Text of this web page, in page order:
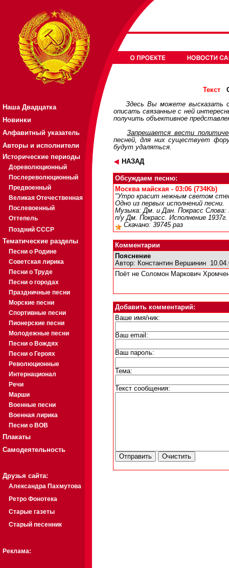
Наша Двадцатка
Новинки
Алфавитный указатель
Авторы и исполнители
Исторические периоды
Дореволюционный
Послереволюционный
Предвоенный
Великая Отечественная
Послевоенный
Оттепель
Поздний СССР
Тематические разделы
Песни о Родине
Советская лирика
Песни о Труде
Песни о городах
Праздничные песни
Морские песни
Спортивные песни
Пионерские песни
Молодежные песни
Песни о Вождях
Песни о Героях
Революционные
Интернационал
Речи
Марши
Военные песни
Военная лирика
Песни о ВОВ
Плакаты
Самодеятельность
Друзья сайта:
Александра Пахмутова
Ретро Фонотека
Старые газеты
Старый песенник
Реклама:
Текст
Здесь Вы можете высказать
описать связанные с ней
получить объективное
Запрещается вести
песней, для них существует
будут удаляться.
НАЗАД
Обсуждаем песню:
Москва майская - 03:06 (734Kb)
"Утро красит нежным светом
Одно из первых исполнений песни.
Музыка: Дм. и Дан. Покрасс Слова:
п/у Дм. Покрасс. Исполнение 1937г.
Скачано: 39745 раз
Комментарии
Пояснение
Автор: Константин Вершинин
Поёт не Соломон Маркович
Добавить комментарий:
Ваше имя/ник:
Ваш email:
Ваш пароль:
Тема:
Текст сообщения: